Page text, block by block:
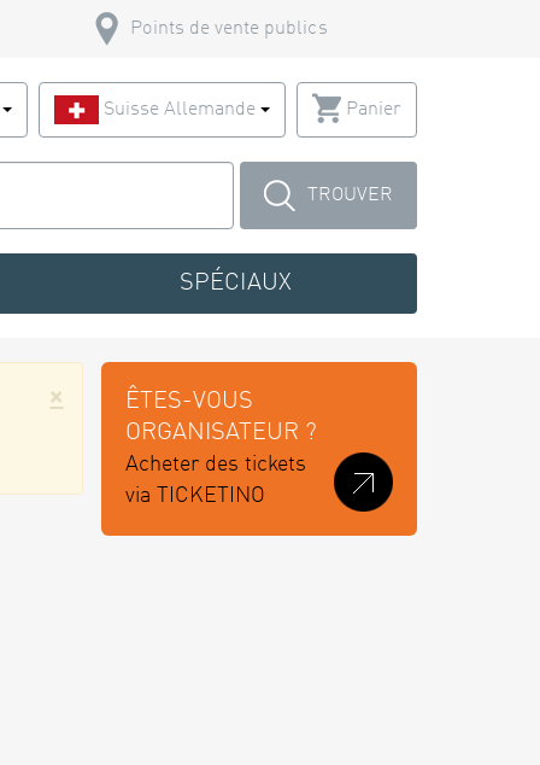
Points de vente publics
Suisse Allemande Panier
TROUVER
SPÉCIAUX
×
ÊTES-VOUS
ORGANISATEUR ?
Acheter des tickets
via TICKETINO